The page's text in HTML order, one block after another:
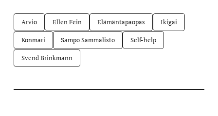
Arvio Ellen Fein Elämäntapaopas Ikigai
Konmari Sampo Sammalisto Self-help
Svend Brinkmann